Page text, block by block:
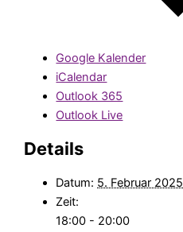
Google Kalender
iCalendar
Outlook 365
Outlook Live
Details
Datum: 5. Februar 2025
Zeit:
18:00 - 20:00